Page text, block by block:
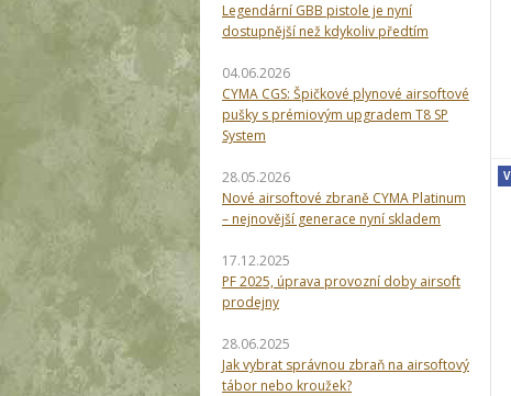
Legendární GBB pistole je nyní
dostupnější než kdykoliv předtím
04.06.2026
CYMA CGS: Špičkové plynové airsoftové
pušky s prémiovým upgradem T8 SP
System
28.05.2026
Nové airsoftové zbraně CYMA Platinum
– nejnovější generace nyní skladem
17.12.2025
PF 2025, úprava provozní doby airsoft
prodejny
28.06.2025
Jak vybrat správnou zbraň na airsoftový
tábor nebo kroužek?